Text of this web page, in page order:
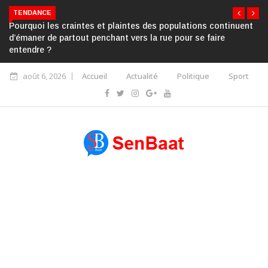
TENDANCE
Pourquoi les craintes et plaintes des populations continuent
d’émaner de partout penchant vers la rue pour se faire
entendre ?
août 6, 2026 Accueil Actualité Politique Sport